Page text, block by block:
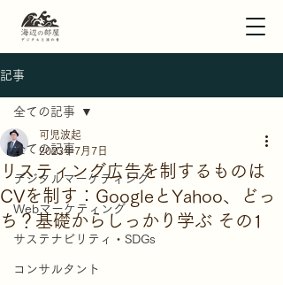
記事
全ての記事
デジタルマーケティング
Webマーケティング
サステナビリティ・SDGs
コンサルタント
全ての記事
リスティング広告を制するものは
CVを制す：GoogleとYahoo、どっ
ち？基礎からしっかり学ぶ その1
可児波起
2023年7月7日